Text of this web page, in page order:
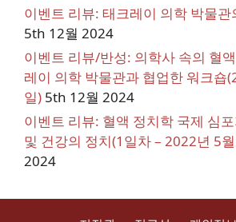
이벤트 리뷰: 태크레이 의학 박물
5th 12월 2024
이벤트 리뷰/반성: 의학사 속의 혈
레이 의학 박물관과 협업한 워크숍
일) 5th 12월 2024
이벤트 리뷰: 혈액 정치학 국제 심
및 건강의 정치(1일차 – 2022년 5
2024